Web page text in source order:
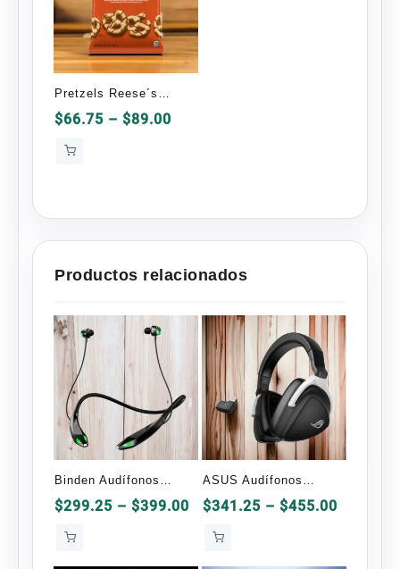
Pretzels Reese´s
Dipped Pretzels 120
$66.75 – $89.00
Productos relacionados
Binden Audífonos
Gamer Dark Snake
$299.25 – $399.00 Price
$299.25
ASUS Audífonos
Gamer ROG Delta S
$341.25 – $455.00